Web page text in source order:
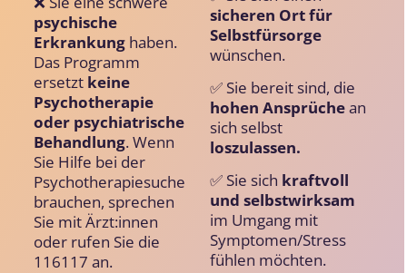
psychische
Erkrankung haben.
Das Programm
ersetzt keine
Psychotherapie
oder psychiatrische
Behandlung. Wenn
Sie Hilfe bei der
Psychotherapiesuche
brauchen, sprechen
Sie mit Ärzt:innen
oder rufen Sie die
116117 an.
sicheren Ort für
Selbstfürsorge
wünschen.
✅ Sie bereit sind, die
hohen Ansprüchean
sich selbst
loszulassen.
✅ Sie sich kraftvoll
und selbstwirksam
im Umgang mit
Symptomen/Stress
fühlen möchten.